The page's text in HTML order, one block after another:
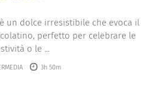
un dolce irresistibile che evoca il
perfetto per celebrare le
o le ...
3h 50m